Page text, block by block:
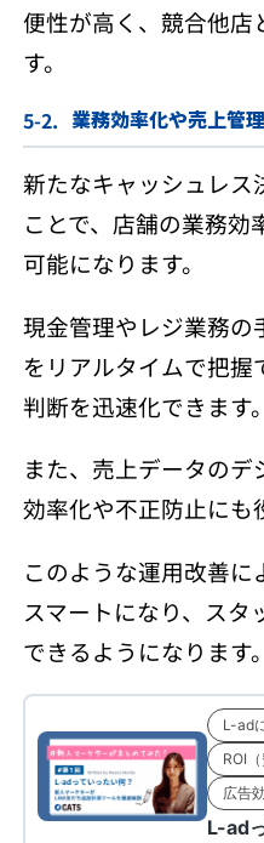
便性が高く、競合他店
す。
業務効率化や売上管
新たなキャッシュレス
ことで、店舗の業務
可能になります。
現金管理やレジ業務の
をリアルタイムで把
判断を迅速化できます。
また、売上データの
効率化や不正防止にも
このような運用改善
スマートになり、スタ
できるようになります。